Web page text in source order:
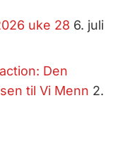
uke 28 6. juli
Den
til Vi Menn 2.